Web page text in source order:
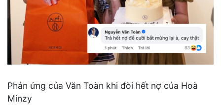
Phản ứng của Văn Toàn khi đòi hết nợ của Hoà
Minzy